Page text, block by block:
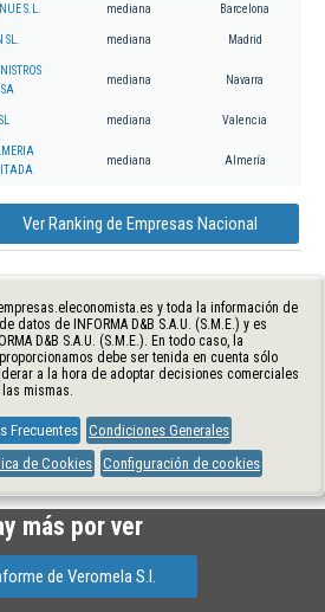
S.L. mediana Barcelona
mediana Madrid
mediana Navarra
mediana Valencia
mediana Almería
Ver Ranking de Empresas Nacional
y toda la información de
datos de INFORMA D&B S.A.U. (S.M.E.) y es
D&B S.A.U. (S.M.E.). En todo caso, la
debe ser tenida en cuenta sólo
a la hora de adoptar decisiones comerciales
mismas.
Frecuentes
Condiciones Generales
de Cookies Configuración de cookies
más por ver
de Veromela S.l.